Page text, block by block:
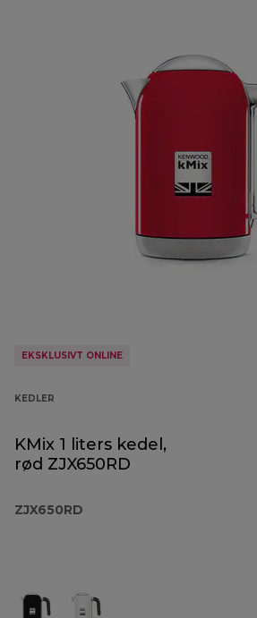
EKSKLUSIVT ONLINE
KEDLER
KMix 1 liters kedel,
rød ZJX650RD
ZJX650RD